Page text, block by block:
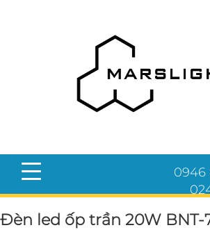
0946
Đèn led ốp trần 20W BNT-